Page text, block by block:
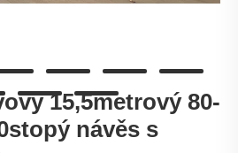
15,5metrový 80-
návěs s